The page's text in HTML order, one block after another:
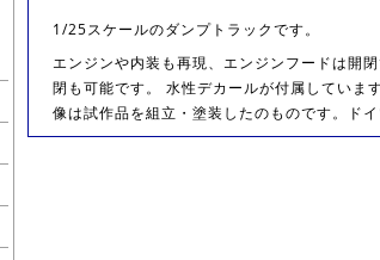
1/25スケールのダンプトラックです。
エンジンや内装も再現、エンジンフードは開
閉も可能です。 水性デカールが付属してい
像は試作品を組立・塗装したのものです。ド